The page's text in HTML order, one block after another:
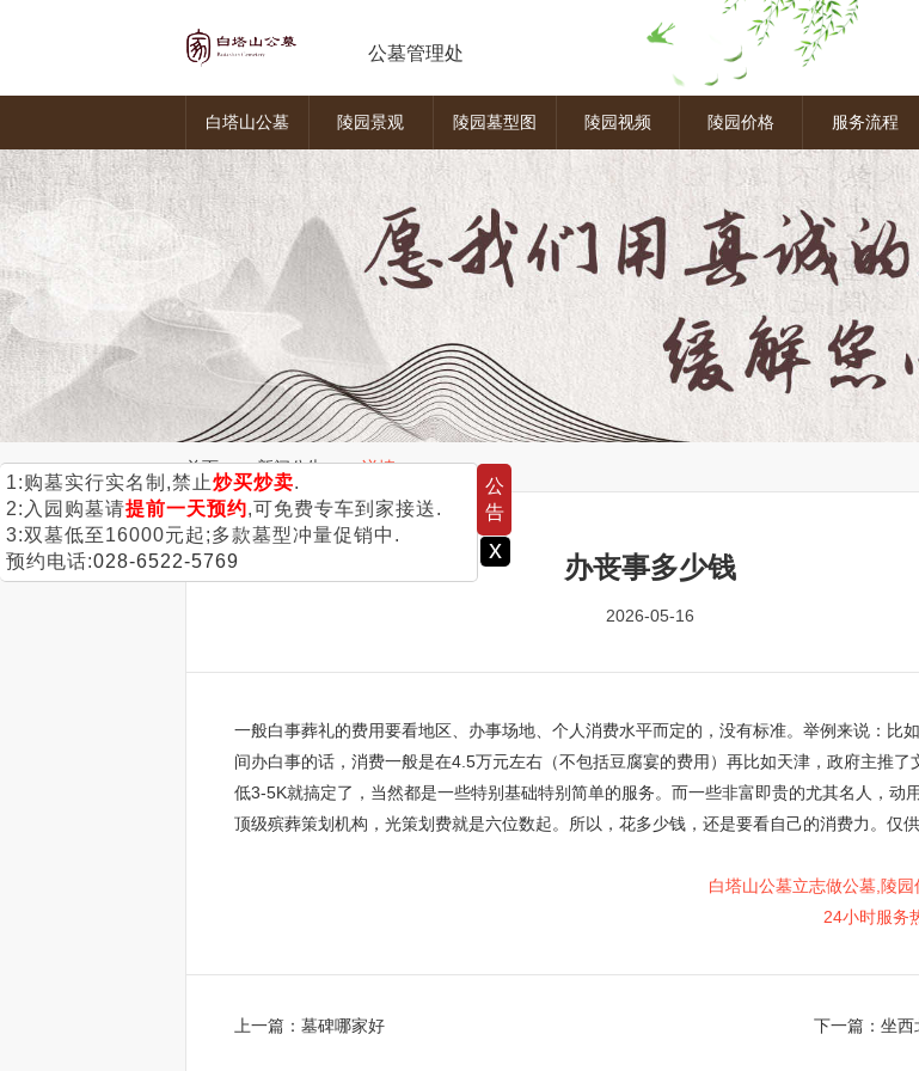
1:购墓实行实名制,禁止炒买炒卖.
2:入园购墓请提前一天预约,可免费专车到家接送.
3:双墓低至16000元起;多款墓型冲量促销中.
预约电话:028-6522-5769
公
告
x
公墓管理处
白塔山公墓 陵园景观 陵园墓型图 陵园视频 陵园价格 服务流程
首页 > 新闻公告 > 详情
办丧事多少钱
2026-05-16
一般白事葬礼的费用要看地区、办事场地、个人消费水平而定的，没有标准。举例来说：比
间办白事的话，消费一般是在4.5万元左右（不包括豆腐宴的费用）再比如天津，政府主推了
低3-5K就搞定了，当然都是一些特别基础特别简单的服务。而一些非富即贵的尤其名人，动
顶级殡葬策划机构，光策划费就是六位数起。所以，花多少钱，还是要看自己的消费力。仅供
白塔山公墓立志做公墓,陵
24小时服务
上一篇： 墓碑哪家好 下一篇：坐西